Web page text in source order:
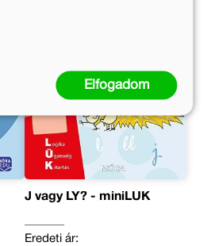
J vagy LY? - miniLÜK
Eredeti ár:
Elfogadom